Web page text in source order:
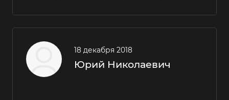
18 декабря 2018
Юрий Николаевич